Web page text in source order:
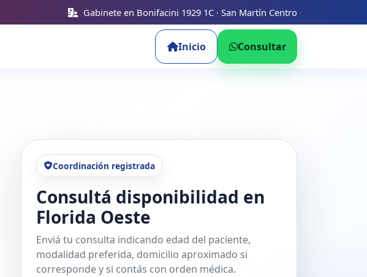
Gabinete en Bonifacini 1929 1C · San Martín Centro
Inicio Consultar
Coordinación registrada
Consultá disponibilidad en
Florida Oeste
Enviá tu consulta indicando edad del paciente,
modalidad preferida, domicilio aproximado si
corresponde y si contás con orden médica.